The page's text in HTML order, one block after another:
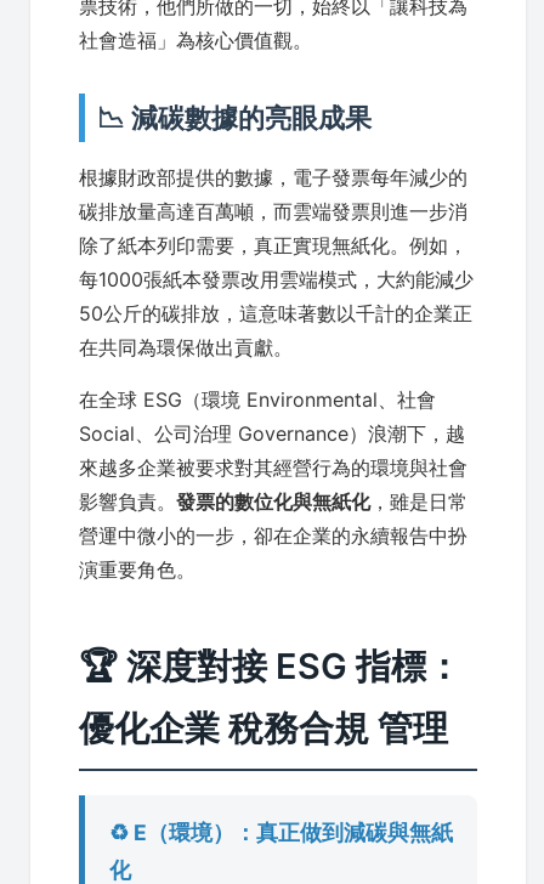
票技術，他們所做的一切，始終以「讓科技為
社會造福」為核心價值觀。
📉 減碳數據的亮眼成果
根據財政部提供的數據，電子發票每年減少的
碳排放量高達百萬噸，而雲端發票則進一步消
除了紙本列印需要，真正實現無紙化。例如，
每1000張紙本發票改用雲端模式，大約能減少
50公斤的碳排放，這意味著數以千計的企業正
在共同為環保做出貢獻。
在全球 ESG（環境 Environmental、社會
Social、公司治理 Governance）浪潮下，越
來越多企業被要求對其經營行為的環境與社會
影響負責。 發票的數位化與無紙化，雖是日常
營運中微小的一步，卻在企業的永續報告中扮
演重要角色。
🏆 深度對接 ESG 指標：
優化企業 稅務合規 管理
♻️ E（環境）：真正做到減碳與無紙
化